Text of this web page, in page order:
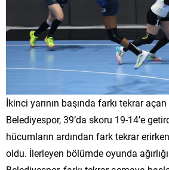
İkinci yarının başında farkı tekrar
Belediyespor, 39’da skoru 19-14’e
hücumların ardından fark tekrar
oldu. İlerleyen bölümde oyunda